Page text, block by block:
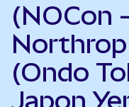
(NOCon
(Ondo
Japon